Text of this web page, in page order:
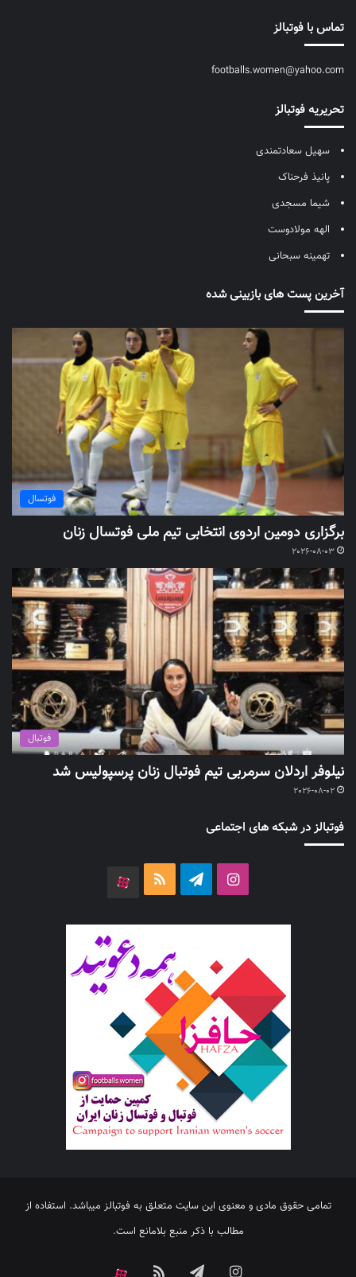
تماس با فوتبالز
footballs.women@yahoo.com
تحریریه فوتبالز
سهیل سعادتمندی
پانیذ فرحناک
شیما مسجدی
الهه مولادوست
تهمینه سبحانی
آخرین پست های بازبینی شده
فوتسال
برگزاری دومین اردوی انتخابی تیم ملی فوتسال زنان
2026-08-03
فوتبال
نیلوفر اردلان سرمربی تیم فوتبال زنان پرسپولیس شد
2026-08-02
فوتبالز در شبکه های اجتماعی
اینستاگرامتلگرام خوراک
تمامی حقوق مادی و معنوی این سایت متعلق به فوتبالز میباشد. استفاده از
مطالب با ذکر منبع بلامانع است.
اینستاگرامتلگرام خوراک